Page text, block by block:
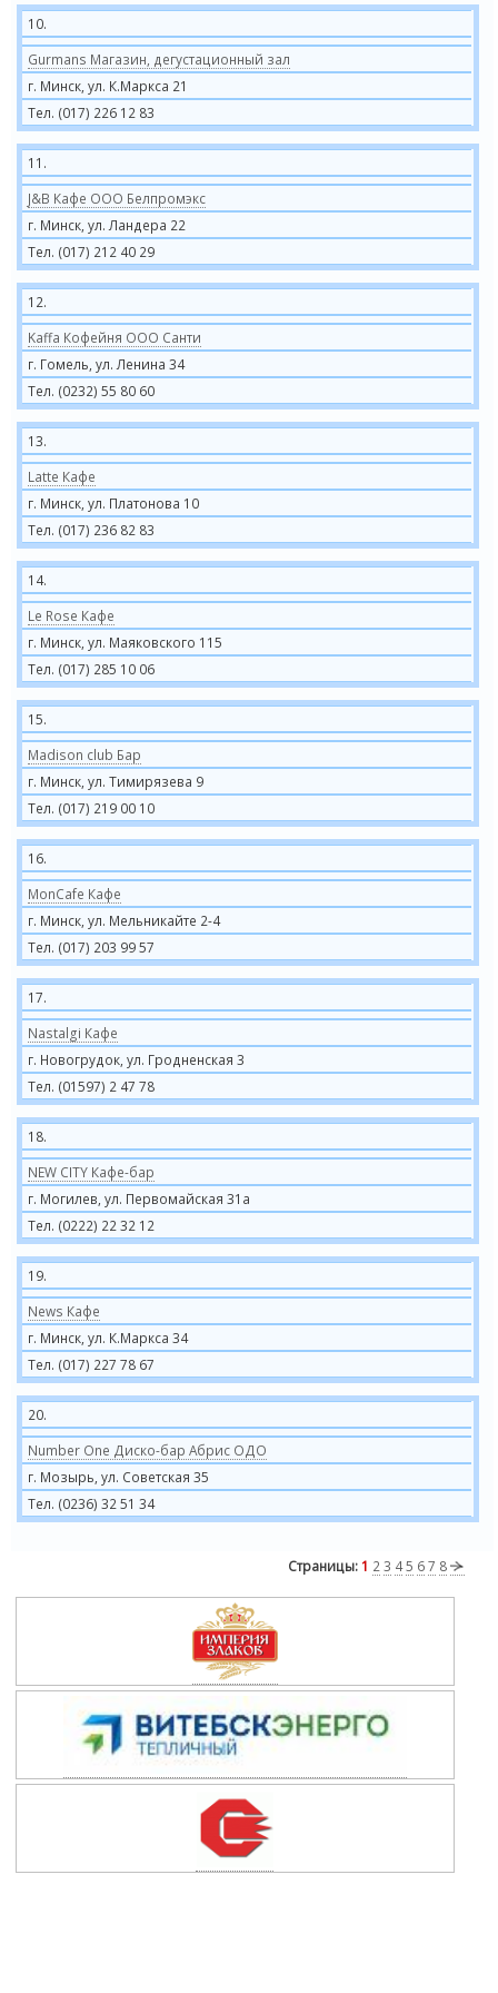
10.
Gurmans Магазин, дегустационный зал
г. Минск, ул. К.Маркса 21
Тел. (017) 226 12 83
11.
J&B Кафе ООО Белпромэкс
г. Минск, ул. Ландера 22
Тел. (017) 212 40 29
12.
Kaffa Кофейня ООО Санти
г. Гомель, ул. Ленина 34
Тел. (0232) 55 80 60
13.
Latte Кафе
г. Минск, ул. Платонова 10
Тел. (017) 236 82 83
14.
Le Rose Кафе
г. Минск, ул. Маяковского 115
Тел. (017) 285 10 06
15.
Madison club Бар
г. Минск, ул. Тимирязева 9
Тел. (017) 219 00 10
16.
MonCafe Кафе
г. Минск, ул. Мельникайте 2-4
Тел. (017) 203 99 57
17.
Nastalgi Кафе
г. Новогрудок, ул. Гродненская 3
Тел. (01597) 2 47 78
18.
NEW CITY Кафе-бар
г. Могилев, ул. Первомайская 31а
Тел. (0222) 22 32 12
19.
News Кафе
г. Минск, ул. К.Маркса 34
Тел. (017) 227 78 67
20.
Number One Диско-бар Абрис ОДО
г. Мозырь, ул. Советская 35
Тел. (0236) 32 51 34
Страницы: 1 2 3 45 67 8